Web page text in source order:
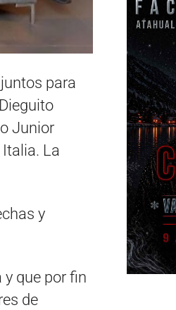
para
Junior
La
y
y que por fin
de